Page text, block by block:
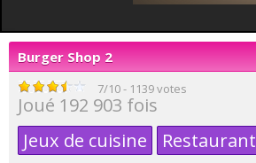
Burger Shop 2
7/10- 1139votes
Joué 192 903 fois
Jeux de cuisine
Restaurant